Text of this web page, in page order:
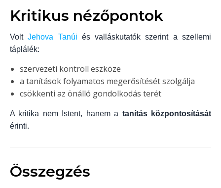
Kritikus nézőpontok
VoltJehova Tanúi és valláskutatók szerint a szellemi
táplálék:
szervezeti kontroll eszköze
a tanítások folyamatos megerősítését szolgálja
csökkenti az önálló gondolkodás terét
A kritika nem Istent, hanem a tanítás központosítását
érinti.
Összegzés